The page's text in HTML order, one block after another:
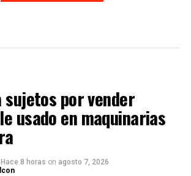
sujetos por vender
usado en maquinarias
Hace 8 horas on agosto 7, 2026